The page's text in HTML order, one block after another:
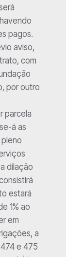
pagos.
aviso,
com
por outro
parcela
á as
dilação
estará
1% ao
em
a
e 475